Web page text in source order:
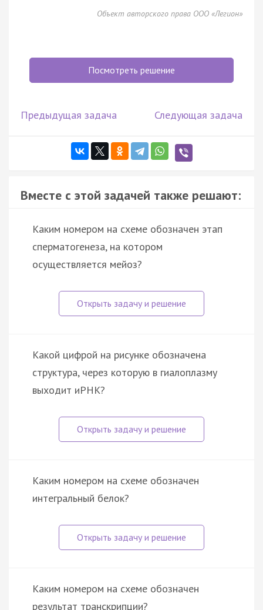
Объект авторского права ООО «Легион»
Посмотреть решение
Предыдущая задача Следующая задача
Вместе с этой задачей также решают:
Каким номером на схеме обозначен этап
сперматогенеза, на котором
осуществляется мейоз?
Какой цифрой на рисунке обозначена
структура, через которую в гиалоплазму
выходит иРНК?
Каким номером на схеме обозначен
интегральный белок?
Каким номером на схеме обозначен
результат транскрипции?